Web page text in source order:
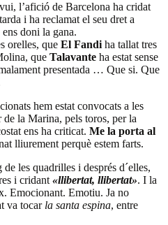
l’afició de Barcelona ha cridat
i ha reclamat el seu dret a
doni la gana.
orelles, que El Fandi ha tallat tres
que Talavante ha estat sense
presentada … Que si. Que
hem estat convocats a les
la Marina, pels toros, per la
ens ha criticat. Me la porta al
lliurement perquè estem farts.
de les quadrilles i després d´elles,
i cridant «llibertat, llibertat». I la
Emocionant. Emotiu. Ja no
va tocar la santa espina, entre